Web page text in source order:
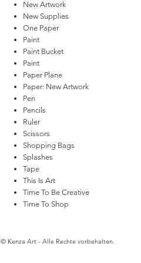
New Artwork
New Supplies
One Paper
Paint
Paint Bucket
Paint
Paper Plane
Paper: New Artwork
Pen
Pencils
Ruler
Scissors
Shopping Bags
Splashes
Tape
This Is Art
Time To Be Creative
Time To Shop
© Kenza Art - Alle Rechte vorbehalten.